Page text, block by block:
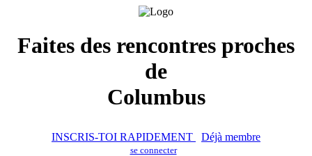
Faites des rencontres proches
de
Columbus
INSCRIS-TOI RAPIDEMENT Déjà membre
se connecter